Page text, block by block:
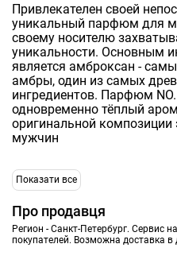
Привлекателен своей
уникальный парфюм для
своему носителю
уникальности. Основным
является амброксан -
амбры, один из самых
ингредиентов. Парфюм
одновременно тёплый
оригинальной
мужчин
Показати все
Про продавця
Регион - Санкт-Петербург. Сервис
покупателей. Возможна доставка в